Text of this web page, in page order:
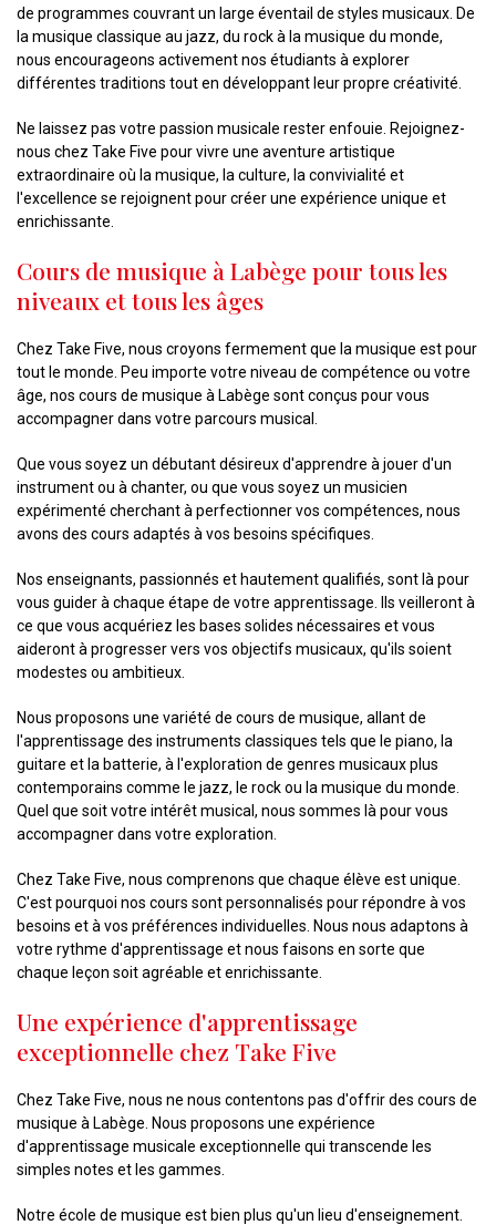
de programmes couvrant un large éventail de styles musicaux. De
la musique classique au jazz, du rock à la musique du monde,
nous encourageons activement nos étudiants à explorer
différentes traditions tout en développant leur propre créativité.
Ne laissez pas votre passion musicale rester enfouie. Rejoignez-
nous chez Take Five pour vivre une aventure artistique
extraordinaire où la musique, la culture, la convivialité et
l'excellence se rejoignent pour créer une expérience unique et
enrichissante.
Cours de musique à Labège pour tous les
niveaux et tous les âges
Chez Take Five, nous croyons fermement que la musique est pour
tout le monde. Peu importe votre niveau de compétence ou votre
âge, nos cours de musique à Labège sont conçus pour vous
accompagner dans votre parcours musical.
Que vous soyez un débutant désireux d'apprendre à jouer d'un
instrument ou à chanter, ou que vous soyez un musicien
expérimenté cherchant à perfectionner vos compétences, nous
avons des cours adaptés à vos besoins spécifiques.
Nos enseignants, passionnés et hautement qualifiés, sont là pour
vous guider à chaque étape de votre apprentissage. Ils veilleront à
ce que vous acquériez les bases solides nécessaires et vous
aideront à progresser vers vos objectifs musicaux, qu'ils soient
modestes ou ambitieux.
Nous proposons une variété de cours de musique, allant de
l'apprentissage des instruments classiques tels que le piano, la
guitare et la batterie, à l'exploration de genres musicaux plus
contemporains comme le jazz, le rock ou la musique du monde.
Quel que soit votre intérêt musical, nous sommes là pour vous
accompagner dans votre exploration.
Chez Take Five, nous comprenons que chaque élève est unique.
C'est pourquoi nos cours sont personnalisés pour répondre à vos
besoins et à vos préférences individuelles. Nous nous adaptons à
votre rythme d'apprentissage et nous faisons en sorte que
chaque leçon soit agréable et enrichissante.
Une expérience d'apprentissage
exceptionnelle chez Take Five
Chez Take Five, nous ne nous contentons pas d'offrir des cours de
musique à Labège. Nous proposons une expérience
d'apprentissage musicale exceptionnelle qui transcende les
simples notes et les gammes.
Notre école de musique est bien plus qu'un lieu d'enseignement.